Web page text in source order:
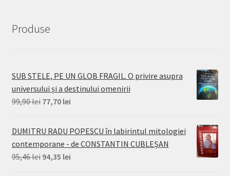
Produse
SUB STELE, PE UN GLOB FRAGIL. O privire asupra
universului și a destinului omenirii
99,90lei Prețul
a
99,90 lei.
77,70 leiPrețul
este:
77,70 lei.
DUMITRU RADU POPESCU în labirintul mitologiei
contemporane - de CONSTANTIN CUBLEȘAN
95,46lei Prețul
94,35 leiPrețul